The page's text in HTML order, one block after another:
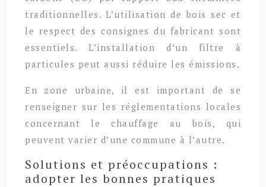
traditionnelles. L’utilisation de bois sec et
le respect des consignes du fabricant sont
essentiels. L’installation d’un filtre à
particules peut aussi réduire les émissions.
En zone urbaine, il est important de se
renseigner sur les réglementations locales
concernant le chauffage au bois, qui
peuvent varier d’une commune à l’autre.
Solutions et préoccupations :
adopter les bonnes pratiques